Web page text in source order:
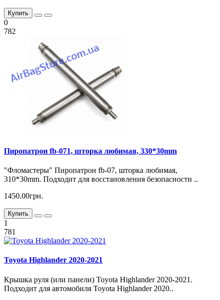
Купить
0
782
Пиропатрон fb-071, шторка любимая, 330*30mm
"Фломастеры" Пиропатрон fb-07, шторка любимая,
310*30mm. Подходит для восстановления безопасности ..
1450.00грн.
Купить
1
781
Toyota Highlander 2020-2021
Крышка руля (или панели) Toyota Highlander 2020-2021.
Подходит для автомобиля Toyota Highlander 2020..